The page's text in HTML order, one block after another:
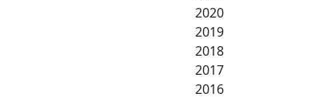
2020
2019
2018
2017
2016